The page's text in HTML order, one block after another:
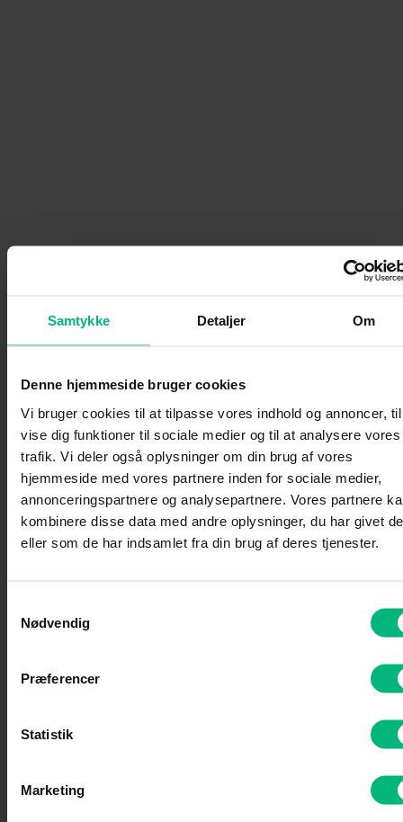
Samtykke Detaljer Om
Denne hjemmeside bruger cookies
Vi bruger cookies til at tilpasse vores indhold og annoncer,
vise dig funktioner til sociale medier og til at analysere vores
trafik. Vi deler også oplysninger om din brug af vores
hjemmeside med vores partnere inden for sociale medier,
annonceringspartnere og analysepartnere. Vores partnere
kombinere disse data med andre oplysninger, du har givet
eller som de har indsamlet fra din brug af deres tjenester.
Nødvendig
Præferencer
Statistik
Marketing